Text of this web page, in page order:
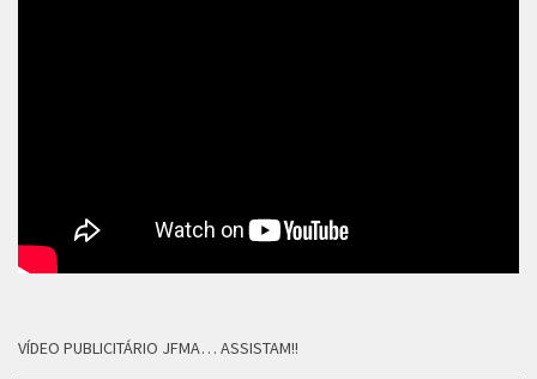
VÍDEO PUBLICITÁRIO JFMA… ASSISTAM!!